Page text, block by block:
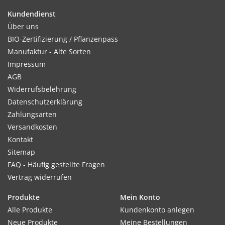
Kultur:
Reihenabstand 25 cm, in Reihe 8 cm. Nun nicht mehr zu
feucht, sonst faulen Wurzeln und Blätter werden gelb.
Standort:
An der Saatstelle sollte der Boden vorher tiefgründig
gelockert werden, um spätere Staunässe zu verhindern.
Ernte / Blüte:
Ernte ca. 50–70 Tage nach der Aussaat.
Verwendung:
Kundendienst
Über uns
BIO-Zertifizierung / Pflanzenpass
Manufaktur - Alte Sorten
Impressum
AGB
Widerrufsbelehrung
Datenschutzerklärung
Zahlungsarten
Versandkosten
Kontakt
Sitemap
FAQ - Häufig gestellte Fragen
Vertrag widerrufen
Produkte
Alle Produkte
Neue Produkte
Mein Konto
Kundenkonto anlegen
Meine Bestellungen